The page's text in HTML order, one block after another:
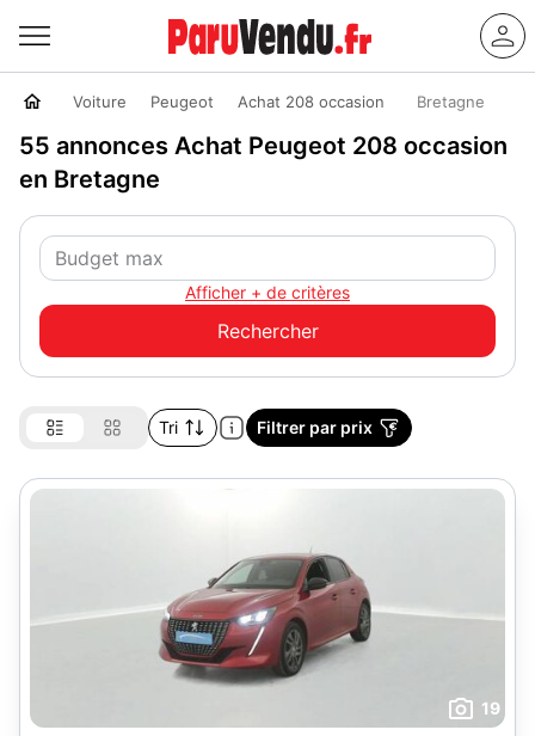
Voiture Peugeot Achat 208 occasion Bretagne
55 annonces Achat Peugeot 208 occasion
en Bretagne
Afficher + de critères
Tri Filtrer par prix
19